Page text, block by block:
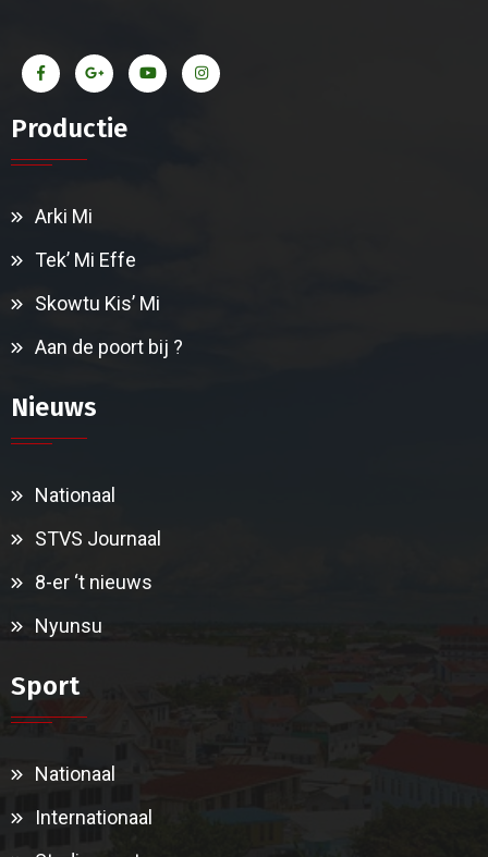
Productie
Arki Mi
Tek’ Mi Effe
Skowtu Kis’ Mi
Aan de poort bij ?
Nieuws
Nationaal
STVS Journaal
8-er ‘t nieuws
Nyunsu
Sport
Nationaal
Internationaal